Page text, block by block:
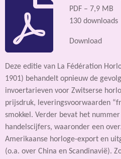
PDF – 7,9 MB
130 downloads
Download
Deze editie van La Fédération
1901) behandelt opnieuw de
invoertarieven voor Zwitserse
prijsdruk, leveringsvoorwaarden
smokkel. Verder bevat het
handelscijfers, waaronder een
Amerikaanse horloge-export en
(o.a. over China en Scandinavië).